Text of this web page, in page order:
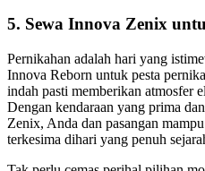
5. Sewa Innova Zenix
Pernikahan adalah hari yang
Innova Reborn untuk pesta
indah pasti memberikan atmosfer
Dengan kendaraan yang prima
Zenix, Anda dan pasangan
terkesima dihari yang penuh